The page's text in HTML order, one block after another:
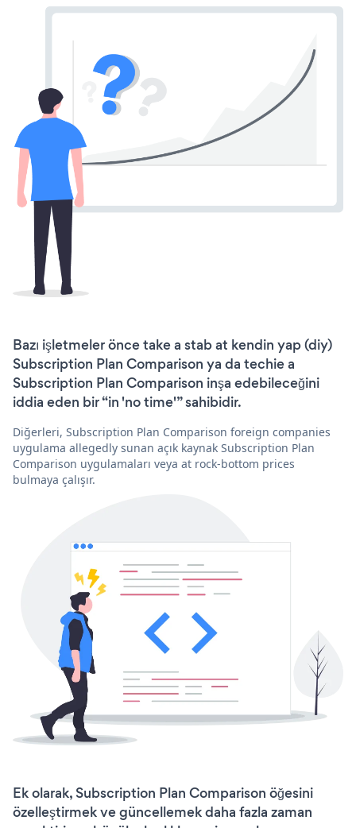
Bazı işletmeler önce take a stab at kendin yap (diy)
Subscription Plan Comparison ya da techie a
Subscription Plan Comparison inşa edebileceğini
iddia eden bir “in 'no time'” sahibidir.
Diğerleri, Subscription Plan Comparison foreign companies
uygulama allegedly sunan açık kaynak Subscription Plan
Comparison uygulamaları veya at rock-bottom prices
bulmaya çalışır.
Ek olarak, Subscription Plan Comparison öğesini
özelleştirmek ve güncellemek daha fazla zaman